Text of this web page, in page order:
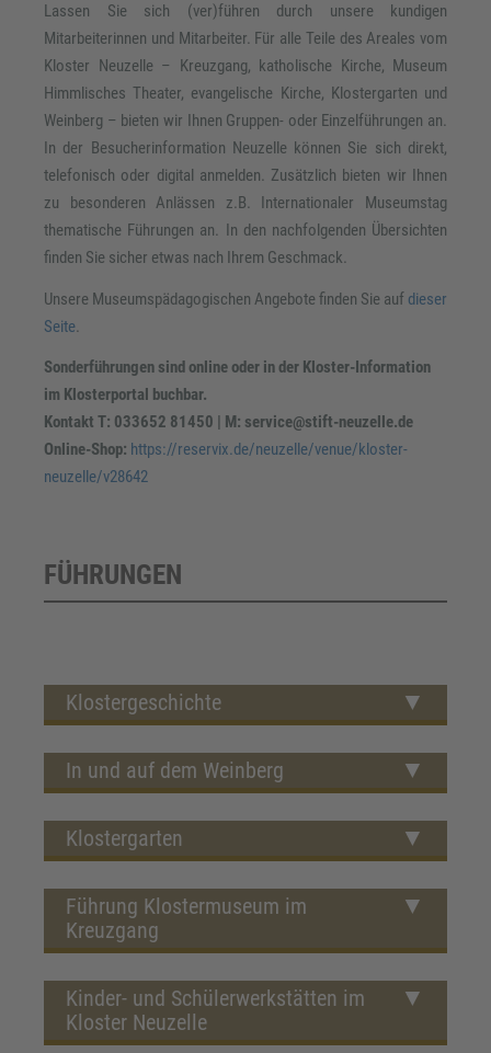
Lassen Sie sich (ver)führen durch unsere kundigen
Mitarbeiterinnen und Mitarbeiter. Für alle Teile des Areales vom
Kloster Neuzelle – Kreuzgang, katholische Kirche, Museum
Himmlisches Theater, evangelische Kirche, Klostergarten und
Weinberg – bieten wir Ihnen Gruppen- oder Einzelführungen an.
In der Besucherinformation Neuzelle können Sie sich direkt,
telefonisch oder digital anmelden. Zusätzlich bieten wir Ihnen
zu besonderen Anlässen z.B. Internationaler Museumstag
thematische Führungen an. In den nachfolgenden Übersichten
finden Sie sicher etwas nach Ihrem Geschmack.
Unsere Museumspädagogischen Angebote finden Sie auf dieser
Seite
Sonderführungen sind online oder in der Kloster-Information
im Klosterportal buchbar.
Kontakt T: 033652 81450 | M: service@stift-neuzelle.de
Online-Shop: https://reservix.de/neuzelle/venue/kloster-
neuzelle/v28642
FÜHRUNGEN
Klostergeschichte
In und auf dem Weinberg
Klostergarten
Führung Klostermuseum im
Kreuzgang
Kinder- und Schülerwerkstätten im
Kloster Neuzelle